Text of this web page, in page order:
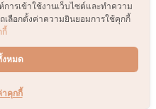
การเข้าใช้งานเว็บไซต์และทำความ
เลือกตั้งค่าความยินยอมการใช้คุกกี้
กี้
งหมด
าคุกกี้